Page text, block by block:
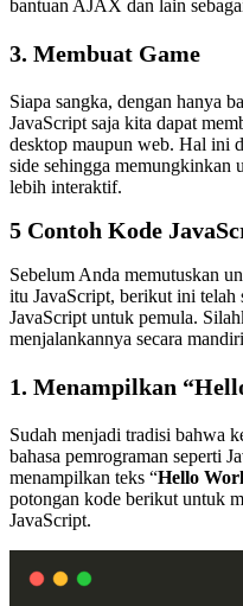
bantuan AJAX dan lain
3. Membuat Game
Siapa sangka, dengan hanya
JavaScript saja kita dapat
desktop maupun web. Hal ini
side sehingga memungkinkan
lebih interaktif.
5 Contoh Kode
Sebelum Anda memutuskan
itu JavaScript, berikut ini telah
JavaScript untuk pemula.
menjalankannya secara
1. Menampilkan
Sudah menjadi tradisi bahwa
bahasa pemrograman seperti
menampilkan teks “Hello
potongan kode berikut untuk
JavaScript.